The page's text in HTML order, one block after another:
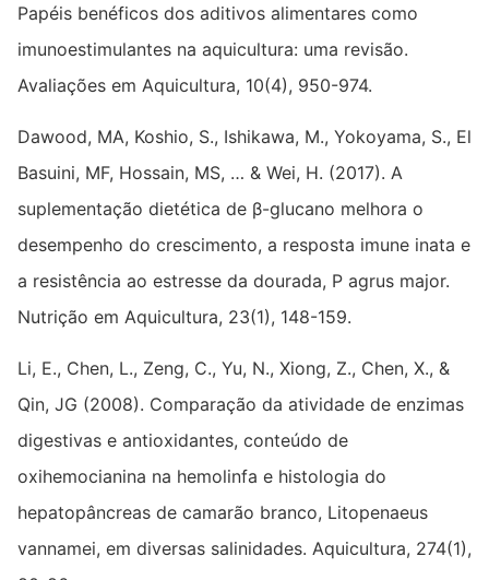
Papéis benéficos dos aditivos alimentares como
imunoestimulantes na aquicultura: uma revisão.
Avaliações em Aquicultura, 10(4), 950-974.
Dawood, MA, Koshio, S., Ishikawa, M., Yokoyama, S., El
Basuini, MF, Hossain, MS, … & Wei, H. (2017). A
suplementação dietética de β-glucano melhora o
desempenho do crescimento, a resposta imune inata e
a resistência ao estresse da dourada, P agrus major.
Nutrição em Aquicultura, 23(1), 148-159.
Li, E., Chen, L., Zeng, C., Yu, N., Xiong, Z., Chen, X., &
Qin, JG (2008). Comparação da atividade de enzimas
digestivas e antioxidantes, conteúdo de
oxihemocianina na hemolinfa e histologia do
hepatopâncreas de camarão branco, Litopenaeus
vannamei, em diversas salinidades. Aquicultura, 274(1),